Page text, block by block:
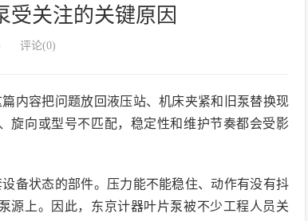
受关注的关键原因
评论(0)
内容把问题放回液压站、机床夹紧和旧泵替换现
旋向或型号不匹配，稳定性和维护节奏都会受影
备状态的部件。压力能不能稳住、动作有没有抖
源上。因此，东京计器叶片泵被不少工程人员关